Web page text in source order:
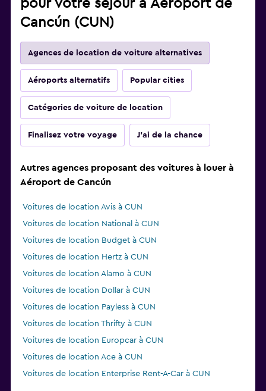
pour votre séjour à Aéroport de
Cancún (CUN)
Agences de location de voiture alternatives
Aéroports alternatifs Popular cities
Catégories de voiture de location
Finalisez votre voyage J'ai de la chance
Autres agences proposant des voitures à louer à
Aéroport de Cancún
Voitures de location Avis à CUN
Voitures de location National à CUN
Voitures de location Budget à CUN
Voitures de location Hertz à CUN
Voitures de location Alamo à CUN
Voitures de location Dollar à CUN
Voitures de location Payless à CUN
Voitures de location Thrifty à CUN
Voitures de location Europcar à CUN
Voitures de location Ace à CUN
Voitures de location Enterprise Rent-A-Car à CUN